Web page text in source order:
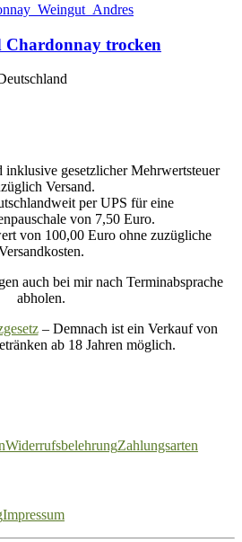
Chardonnay trocken
gesetzlicher Mehrwertsteuer
Versand.
per UPS für eine
von 7,50 Euro.
von 100,00 Euro ohne zuzügliche
auch bei mir nach Terminabsprache
abholen.
– Demnach ist ein Verkauf von
ab 18 Jahren möglich.
WiderrufsbelehrungZahlungsarten
Impressum